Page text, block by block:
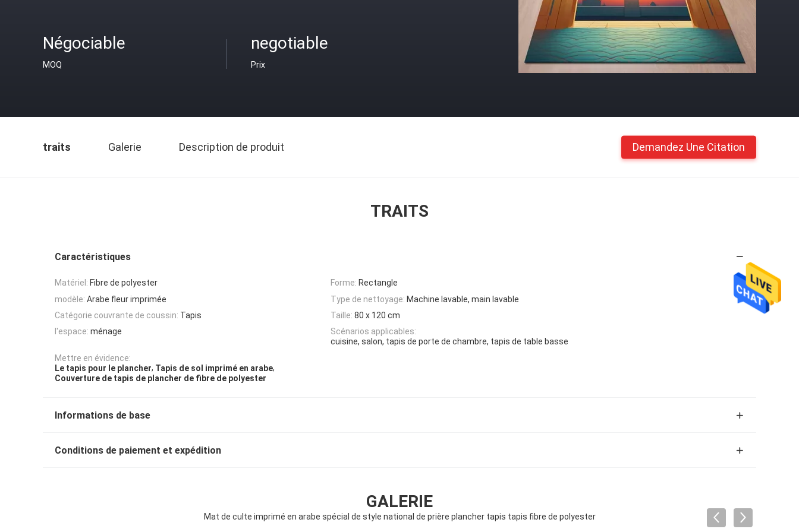
Négociable
MOQ
negotiable
Prix
traits Galerie Description de produit Demandez Une Citation
TRAITS
Caractéristiques
Matériel: Fibre de polyester Forme: Rectangle
modèle: Arabe fleur imprimée Type de nettoyage: Machine lavable, main lavable
Catégorie couvrante de coussin: Tapis Taille: 80 x 120 cm
l'espace: ménage
Scénarios applicables:
cuisine, salon, tapis de porte de chambre, tapis de table basse
Mettre en évidence:
Le tapis pour le plancher, Tapis de sol imprimé en arabe,
Couverture de tapis de plancher de fibre de polyester
Informations de base
Conditions de paiement et expédition
GALERIE
Mat de culte imprimé en arabe spécial de style national de prière plancher tapis tapis fibre de polyester